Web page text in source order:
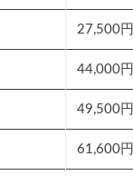
27,500円
44,000円
49,500円
61,600円